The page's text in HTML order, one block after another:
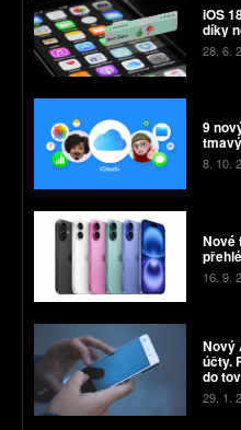
iOS
díky
28. 6.
9
8. 10.
Nové
16. 9.
Nový
účty.
do
29. 1.